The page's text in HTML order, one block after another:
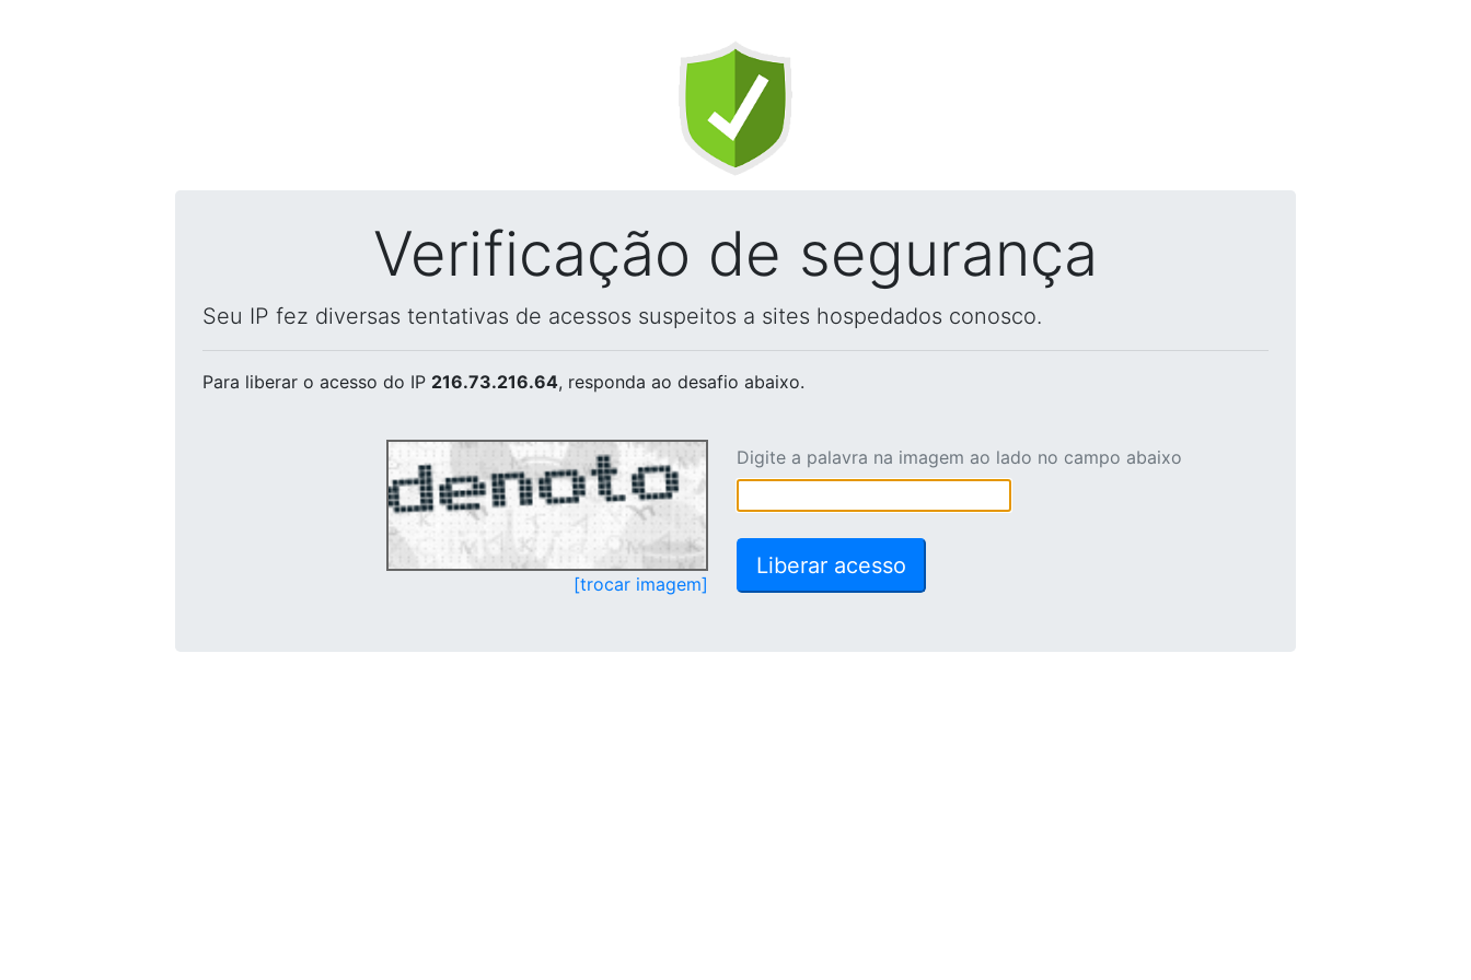
Verificação de segurança
Seu IP fez diversas tentativas de acessos suspeitos a sites hospedados conosco.
Para liberar o acesso do IP 216.73.216.64, responda ao desafio abaixo.
[trocar imagem]
Digite a palavra na imagem ao lado no campo abaixo